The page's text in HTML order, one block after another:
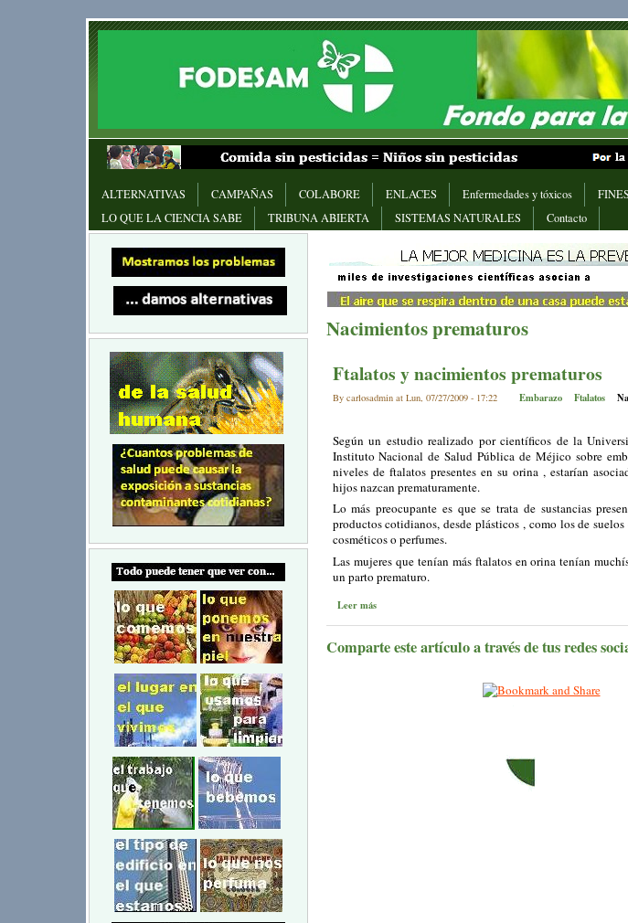
ALTERNATIVAS CAMPAÑAS COLABORE ENLACES Enfermedades y tóxicos
LO QUE LA CIENCIA SABE
TRIBUNA ABIERTA SISTEMAS NATURALES Contacto
Nacimientos prematuros
Ftalatos y nacimientos prematuros
By carlosadmin at Lun, 07/27/2009 - 17:22 Embarazo Ftalatos
Según un estudio realizado por científicos de la
Instituto Nacional de Salud Pública de Méjico sobre
niveles de ftalatos presentes en su orina , estarían
hijos nazcan prematuramente.
Lo más preocupante es que se trata de sustancias
productos cotidianos, desde plásticos , como los de
cosméticos o perfumes.
Las mujeres que tenían más ftalatos en orina tenían
un parto prematuro.
Leer más
Comparte este artículo a través de tus redes